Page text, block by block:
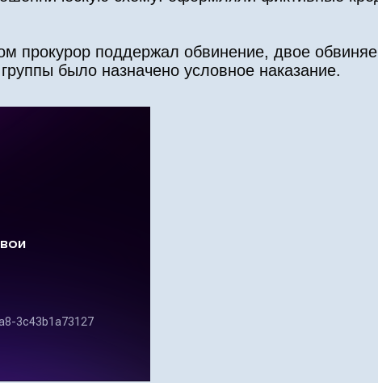
прокурор поддержал обвинение, двое
было назначено условное наказание.